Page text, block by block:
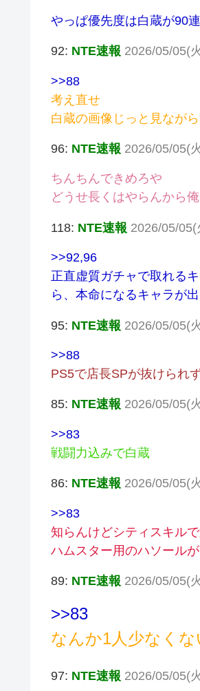
やっぱ優先度は白蔵が90
92: NTE速報 2026/05/05(
>>88
考え直せ
白蔵の画像じっと見なが
96: NTE速報 2026/05/05(
ちんちんできめろや
どうせ長くはやらんから
118: NTE速報 2026/05/
>>92,96
正直虚質ガチャで取れる
ら、本命になるキャラが
95: NTE速報 2026/05/05(
>>88
PS5で店長SPが抜けられ
85: NTE速報 2026/05/05(
>>83
戦闘力込みで白蔵
86: NTE速報 2026/05/05(
>>83
知らんけどシティスキル
ハムスター用のハソール
89: NTE速報 2026/05/05(
>>83
なんか1人少なくな
97: NTE速報 2026/05/05(